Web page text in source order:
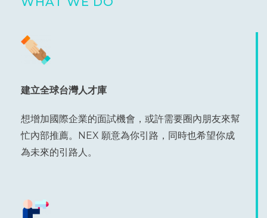
建立全球台灣人才庫
想增加國際企業的面試機會，或許需要圈內朋友來幫
忙內部推薦。NEX 願意為你引路，同時也希望你成
為未來的引路人。